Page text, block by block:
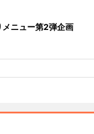
メニュー第2弾企画